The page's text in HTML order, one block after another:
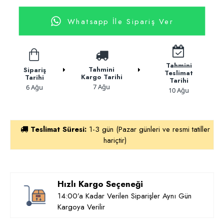
Whatsapp İle Sipariş Ver
Sipariş
Tarihi
6 Ağu
Tahmini
Kargo Tarihi
7 Ağu
Tahmini
Teslimat
Tarihi
10 Ağu
Teslimat Süresi: 1-3 gün (Pazar günleri ve resmi tatiller
hariçtir)
Hızlı Kargo Seçeneği
14:00’a Kadar Verilen Siparişler Aynı Gün
Kargoya Verilir